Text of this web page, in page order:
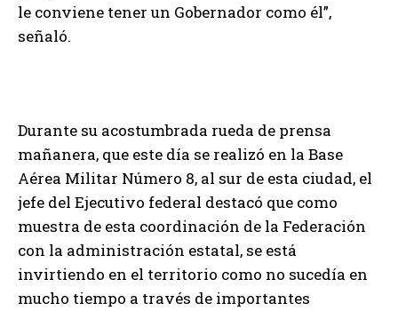
le conviene tener un Gobernador como él”,
señaló.
Durante su acostumbrada rueda de prensa
mañanera, que este día se realizó en la Base
Aérea Militar Número 8, al sur de esta ciudad, el
jefe del Ejecutivo federal destacó que como
muestra de esta coordinación de la Federación
con la administración estatal, se está
invirtiendo en el territorio como no sucedía en
mucho tiempo a través de importantes